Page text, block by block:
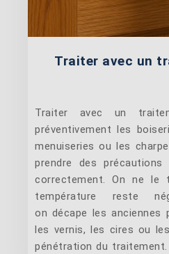
Traiter avec un
Traiter avec un
préventivement les
menuiseries ou les
prendre des
correctement. On ne le
température reste
on décape les anciennes
les vernis, les cires ou
pénétration du